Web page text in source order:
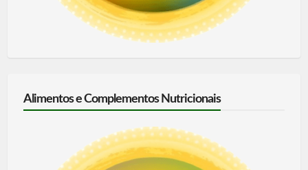
Alimentos e Complementos Nutricionais